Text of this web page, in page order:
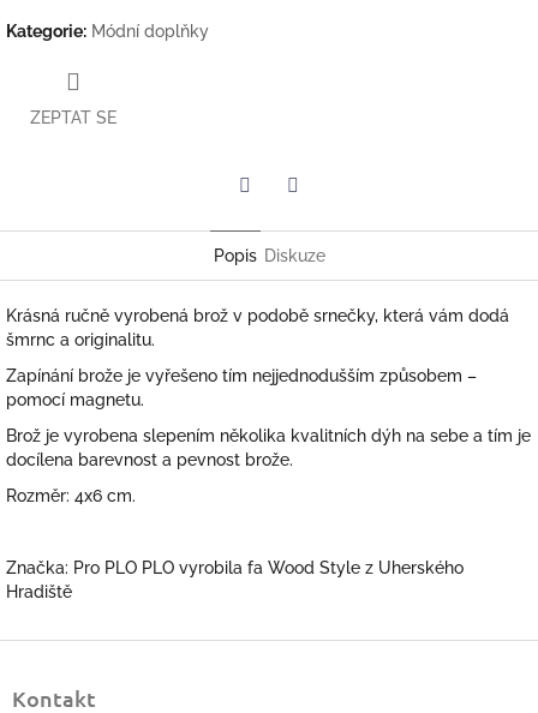
Kategorie: Módní doplňky
ZEPTAT SE
Popis Diskuze
Krásná ručně vyrobená brož v podobě srnečky, která vám dodá
šmrnc a originalitu.
Zapínání brože je vyřešeno tím nejjednodušším způsobem –
pomocí magnetu.
Brož je vyrobena slepením několika kvalitních dýh na sebe a tím je
docílena barevnost a pevnost brože.
Rozměr: 4x6 cm.
Značka: Pro PLO PLO vyrobila fa Wood Style z Uherského
Hradiště
Kontakt